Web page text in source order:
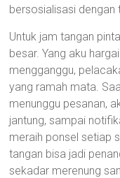
bersosialisasi dengan
Untuk jam tangan
besar. Yang aku
mengganggu,
yang ramah mata.
menunggu pesanan,
jantung, sampai
meraih ponsel setiap
tangan bisa jadi
sekadar merenung